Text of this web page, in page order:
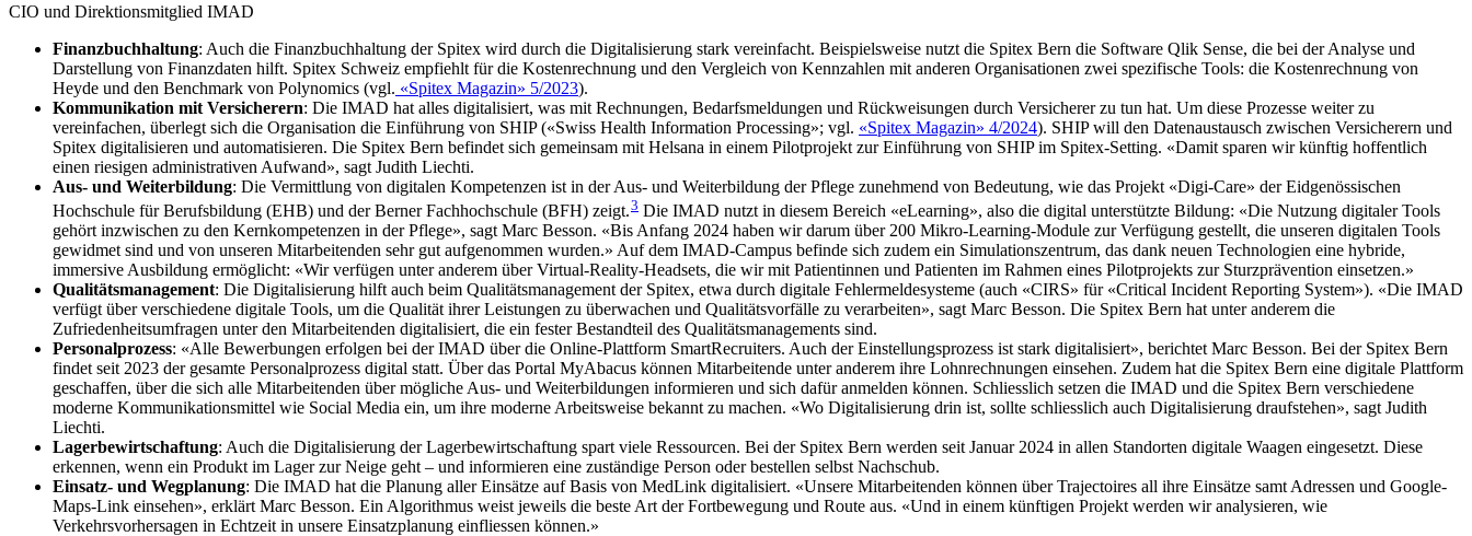
CIO und Direktionsmitglied IMAD
Finanzbuchhaltung: Auch die Finanzbuchhaltung der Spitex wird durch die Digitalisierung stark vereinfacht. Beispielsweise nutzt die Spitex Bern die Software Qlik Sense, die bei der Analyse und
Darstellung von Finanzdaten hilft. Spitex Schweiz empfiehlt für die Kostenrechnung und den Vergleich von Kennzahlen mit anderen Organisationen zwei spezifische Tools: die Kostenrechnung von
Heyde und den Benchmark von Polynomics (vgl. «Spitex Magazin» 5/2023).
Kommunikation mit Versicherern: Die IMAD hat alles digitalisiert, was mit Rechnungen, Bedarfsmeldungen und Rückweisungen durch Versicherer zu tun hat. Um diese Prozesse weiter zu
vereinfachen, überlegt sich die Organisation die Einführung von SHIP («Swiss Health Information Processing»; vgl. «Spitex Magazin» 4/2024). SHIP will den Datenaustausch zwischen Versicherern und
Spitex digitalisieren und automatisieren. Die Spitex Bern befindet sich gemeinsam mit Helsana in einem Pilotprojekt zur Einführung von SHIP im Spitex-Setting. «Damit sparen wir künftig hoffentlich
einen riesigen administrativen Aufwand», sagt Judith Liechti.
Aus- und Weiterbildung: Die Vermittlung von digitalen Kompetenzen ist in der Aus- und Weiterbildung der Pflege zunehmend von Bedeutung, wie das Projekt «Digi-Care» der Eidgenössischen
Hochschule für Berufsbildung (EHB) und der Berner Fachhochschule (BFH) zeigt.3 Die IMAD nutzt in diesem Bereich «eLearning», also die digital unterstützte Bildung: «Die Nutzung digitaler Tools
gehört inzwischen zu den Kernkompetenzen in der Pflege», sagt Marc Besson. «Bis Anfang 2024 haben wir darum über 200 Mikro-Learning-Module zur Verfügung gestellt, die unseren digitalen Tools
gewidmet sind und von unseren Mitarbeitenden sehr gut aufgenommen wurden.» Auf dem IMAD-Campus befinde sich zudem ein Simulationszentrum, das dank neuen Technologien eine hybride,
immersive Ausbildung ermöglicht: «Wir verfügen unter anderem über Virtual-Reality-Headsets, die wir mit Patientinnen und Patienten im Rahmen eines Pilotprojekts zur Sturzprävention einsetzen.»
Qualitätsmanagement: Die Digitalisierung hilft auch beim Qualitätsmanagement der Spitex, etwa durch digitale Fehlermeldesysteme (auch «CIRS» für «Critical Incident Reporting System»). «Die IMAD
verfügt über verschiedene digitale Tools, um die Qualität ihrer Leistungen zu überwachen und Qualitätsvorfälle zu verarbeiten», sagt Marc Besson. Die Spitex Bern hat unter anderem die
Zufriedenheitsumfragen unter den Mitarbeitenden digitalisiert, die ein fester Bestandteil des Qualitätsmanagements sind.
Personalprozess: «Alle Bewerbungen erfolgen bei der IMAD über die Online-Plattform SmartRecruiters. Auch der Einstellungsprozess ist stark digitalisiert», berichtet Marc Besson. Bei der Spitex Bern
findet seit 2023 der gesamte Personalprozess digital statt. Über das Portal MyAbacus können Mitarbeitende unter anderem ihre Lohnrechnungen einsehen. Zudem hat die Spitex Bern eine digitale Plattform
geschaffen, über die sich alle Mitarbeitenden über mögliche Aus- und Weiterbildungen informieren und sich dafür anmelden können. Schliesslich setzen die IMAD und die Spitex Bern verschiedene
moderne Kommunikationsmittel wie Social Media ein, um ihre moderne Arbeitsweise bekannt zu machen. «Wo Digitalisierung drin ist, sollte schliesslich auch Digitalisierung draufstehen», sagt Judith
Liechti.
Lagerbewirtschaftung: Auch die Digitalisierung der Lagerbewirtschaftung spart viele Ressourcen. Bei der Spitex Bern werden seit Januar 2024 in allen Standorten digitale Waagen eingesetzt. Diese
erkennen, wenn ein Produkt im Lager zur Neige geht – und informieren eine zuständige Person oder bestellen selbst Nachschub.
Einsatz- und Wegplanung: Die IMAD hat die Planung aller Einsätze auf Basis von MedLink digitalisiert. «Unsere Mitarbeitenden können über Trajectoires all ihre Einsätze samt Adressen und Google-
Maps-Link einsehen», erklärt Marc Besson. Ein Algorithmus weist jeweils die beste Art der Fortbewegung und Route aus. «Und in einem künftigen Projekt werden wir analysieren, wie
Verkehrsvorhersagen in Echtzeit in unsere Einsatzplanung einfliessen können.»